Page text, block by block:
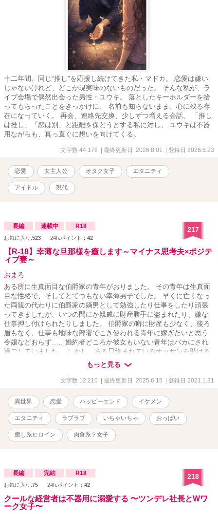
十二年間、同じ“推し”を応援し続けてきた私・マドカ。 恋愛は嫌い
じゃないけれど、どこか現実味のないものだった。 そんな私が、ラ
イブ会場で偶然出会った男性・ユウキ。 落としたキーホルダーを拾
ってもらったことをきっかけに、 名前も知らないまま、心に残る存
在になっていく。 再会、連絡先交換、少しずつ増える会話。 「推し
は推し」「恋は別」と距離を保とうとする私に対し、 ユウキは不器
用ながらも、真っ直ぐに想いを向けてくる。
文字数 44,176 | 最終更新日 2026.8.01 | 登録日 2026.6.23
恋愛 女主人公 オタク女子 エタニティ
アイドル 現代
長編 連載中 R18
お気に入り:523 24h.ポイント： 42
217
【R-18】幸薄な旦那様を癒します～マイナス思考夫×ポジテ
ィブ妻～
おまろ
ある所に生真面目な伯爵家の青年がおりました。 その青年は生真面
目な性格で、そしてとてつもない幸薄男子でした。 早くに亡くなっ
た両親の代わりに伯爵家の嫡男として勉強したり仕事をしたり頑張
ってきましたが、いつの間にか親戚に財産勝手に盗まれたり、嫌な
仕事押し付けられたりしました。 伯爵家の癖に財産も少なく、後ろ
盾もなく、仕事も地味な部署でこき使われる青年に嫁ぎたいと思う
令嬢などおらず……婚約者どころか彼女もいない青年はバカにされ
過ごしていました。 しかし、ある日絡まれているオッサンを助ける
と、なんと男爵でお礼に自慢の娘を青年にあげるというのです。 ど
うせ伯爵家の財産やブランド目当てだろう、と愛のない結婚になる
と思っていた青年ですが────家にやってきた男爵令嬢は、それはそ
っぱいが、大きかったのです。 「旦那様！今日もいっぱいお疲れ様
です！…元気ないですね？おっぱい揉みますか？」 これは社畜な幸
薄青年が男の理想を詰めに詰めて育てられた美女に癒されながら、
徐々に幸せになっていくちょっとスケベなラブコメ物語である。 ※
本番行為のある話には「*」がついています。 エロ度：★★★☆☆
もっと見る
文字数 12,210 | 最終更新日 2025.6.15 | 登録日 2021.1.31
異世界 恋愛 ハッピーエンド イケメン
エタニティ ラブラブ いちゃいちゃ おっぱい
癒し系ヒロイン 肉食系？女子
長編 完結 R18
お気に入り:75 24h.ポイント： 42
218
クールな経営者は不器用に溺愛する 〜ツンデレ社長とWワ
ーク女子〜